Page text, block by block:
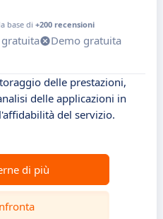
base di +200 recensioni
Demo gratuita
delle prestazioni,
delle applicazioni in
del servizio.
di più